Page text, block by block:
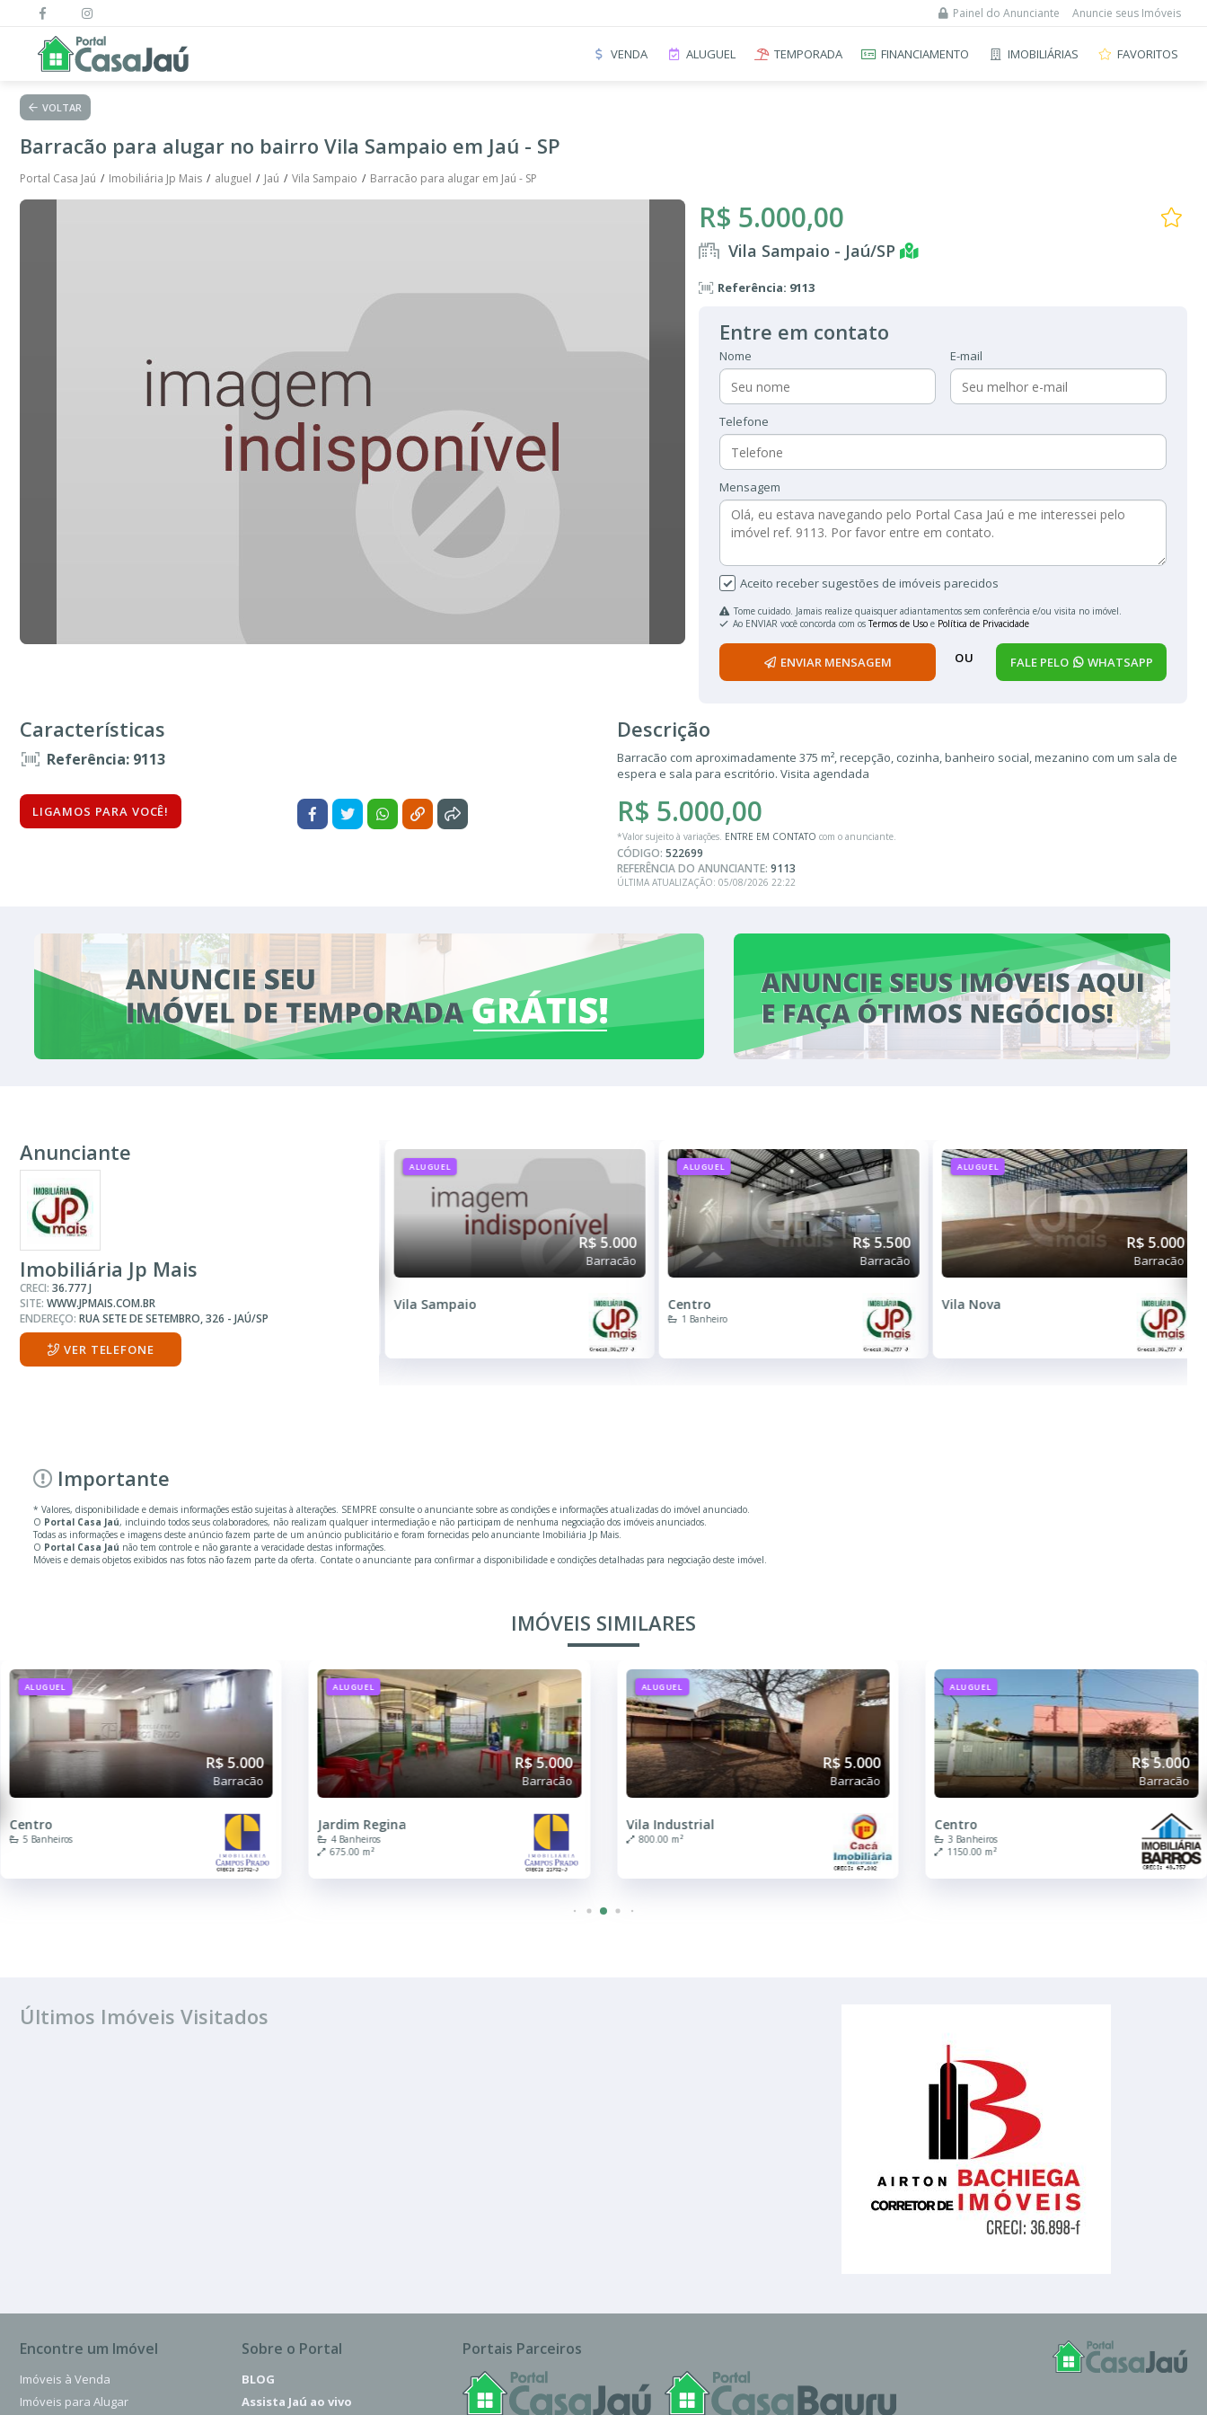
Painel do Anunciante Anuncie seus Imóveis
VENDA ALUGUEL TEMPORADA FINANCIAMENTO IMOBILIÁRIAS FAVORITOS
VOLTAR
Barracão para alugar no bairro Vila Sampaio em Jaú - SP
Portal Casa Jaú Imobiliária Jp Mais aluguel Jaú Vila Sampaio Barracão para alugar em Jaú - SP
R$ 5.000,00
Vila Sampaio - Jaú/SP
Referência: 9113
Entre em contato
Nome E-mail
Telefone
Mensagem
Aceito receber sugestões de imóveis parecidos
Tome cuidado. Jamais realize quaisquer adiantamentos sem conferência e/ou visita no imóvel.
Ao ENVIAR você concorda com osTermos de Uso e Política de Privacidade
ENVIAR MENSAGEM OU FALE PELO WHATSAPP
Características
Referência: 9113
LIGAMOS PARA VOCÊ!
Descrição
Barracão com aproximadamente 375 m², recepção, cozinha, banheiro social, mezanino com um sala de
espera e sala para escritório. Visita agendada
R$ 5.000,00
*Valor sujeito à variações. ENTRE EM CONTATO com o anunciante.
CÓDIGO: 522699
REFERÊNCIA DO ANUNCIANTE: 9113
ÚLTIMA ATUALIZAÇÃO: 05/08/2026 22:22
Anunciante
Imobiliária Jp Mais
CRECI: 36.777 J
SITE: WWW.JPMAIS.COM.BR
ENDEREÇO: RUA SETE DE SETEMBRO, 326 - JAÚ/SP
VER TELEFONE
R$ 5.000
Barracão
Vila Santa Maria
4 Banheiros
ALUGUEL
R$ 5.000
Barracão
Vila Sampaio
ALUGUEL
R$ 5.500
Barracão
Centro
1 Banheiro
ALUGUEL
R$ 5.000
Barracão
Vila Nova
Importante
* Valores, disponibilidade e demais informações estão sujeitas à alterações. SEMPRE consulte o anunciante sobre as condições e informações atualizadas do imóvel anunciado.
O Portal Casa Jaú, incluindo todos seus colaboradores, não realizam qualquer intermediação e não participam de nenhuma negociação dos imóveis anunciados.
Todas as informações e imagens deste anúncio fazem parte de um anúncio publicitário e foram fornecidas pelo anunciante Imobiliária Jp Mais.
O Portal Casa Jaú não tem controle e não garante a veracidade destas informações.
Móveis e demais objetos exibidos nas fotos não fazem parte da oferta. Contate o anunciante para confirmar a disponibilidade e condições detalhadas para negociação deste imóvel.
IMÓVEIS SIMILARES
ALUGUEL
R$ 5.000
Barracão
Centro
5 Banheiros
ALUGUEL
R$ 5.000
Barracão
Jardim Regina
4 Banheiros
675.00 m²
ALUGUEL
R$ 5.000
Barracão
Vila Industrial
800.00 m²
ALUGUEL
R$ 5.000
Barracão
Centro
3 Banheiros
1150.00 m²
Últimos Imóveis Visitados
Encontre um Imóvel
Imóveis à Venda
Imóveis para Alugar
Sobre o Portal
BLOG
Assista Jaú ao vivo
Portais Parceiros